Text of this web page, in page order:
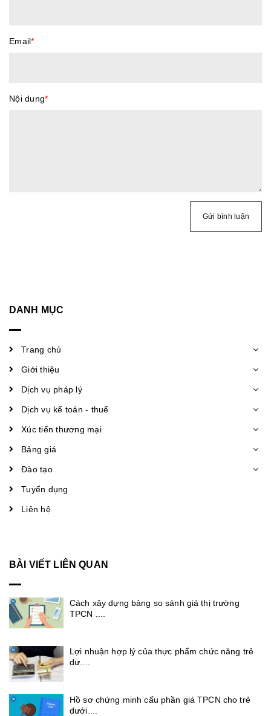
Email*
Nội dung*
Gửi bình luận
DANH MỤC
Trang chủ
Giới thiệu
Dịch vụ pháp lý
Dịch vụ kế toán - thuế
Xúc tiến thương mại
Bảng giá
Đào tạo
Tuyển dụng
Liên hệ
BÀI VIẾT LIÊN QUAN
Cách xây dựng bảng so sánh giá thị trường
TPCN ....
Lợi nhuận hợp lý của thực phẩm chức năng trẻ
dư....
Hồ sơ chứng minh cấu phần giá TPCN cho trẻ
dưới....